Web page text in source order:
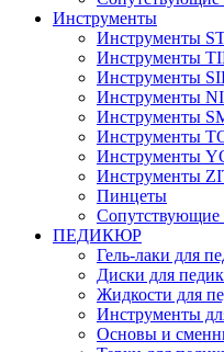
Инструменты
Инструменты
Инструменты
Инструменты
Инструменты
Инструменты
Инструменты
Инструменты
Инструменты
Пинцеты
Сопутствующие
ПЕДИКЮР
Гель-лаки для
Диски для
Жидкости для
Инструменты
Основы и